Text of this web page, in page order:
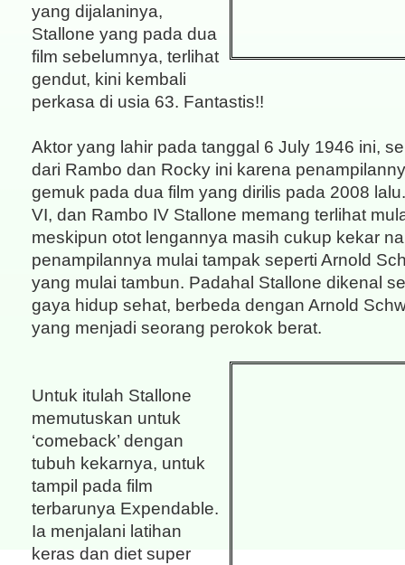
yang dijalaninya,
Stallone yang pada dua
film sebelumnya, terlihat
gendut, kini kembali
perkasa di usia 63. Fantastis!!
Aktor yang lahir pada tanggal 6 July 1946 ini,
dari Rambo dan Rocky ini karena
gemuk pada dua film yang dirilis pada 2008
VI, dan Rambo IV Stallone memang terlihat
meskipun otot lengannya masih cukup kekar
penampilannya mulai tampak seperti Arnold
yang mulai tambun. Padahal Stallone dikenal
gaya hidup sehat, berbeda dengan Arnold
yang menjadi seorang perokok berat.
Untuk itulah Stallone
memutuskan untuk
‘comeback’ dengan
tubuh kekarnya, untuk
tampil pada film
terbarunya Expendable.
Ia menjalani latihan
keras dan diet super